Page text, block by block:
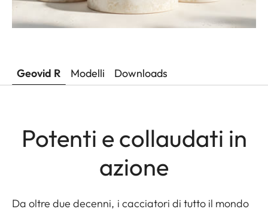
Geovid R Modelli Downloads
Potenti e collaudati in
azione
Da oltre due decenni, i cacciatori di tutto il mondo